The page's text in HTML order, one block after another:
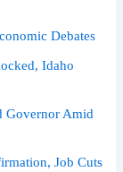
Debates
Idaho
Governor Amid
Job Cuts